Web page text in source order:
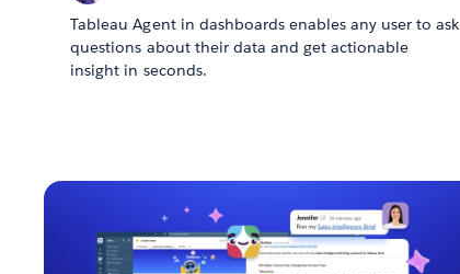
Tableau Agent in dashboards enables any user to ask
questions about their data and get actionable
insight in seconds.